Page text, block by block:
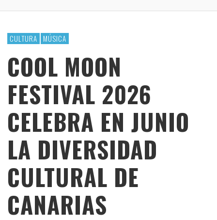
CULTURA MÚSICA
COOL MOON
FESTIVAL 2026
CELEBRA EN JUNIO
LA DIVERSIDAD
CULTURAL DE
CANARIAS